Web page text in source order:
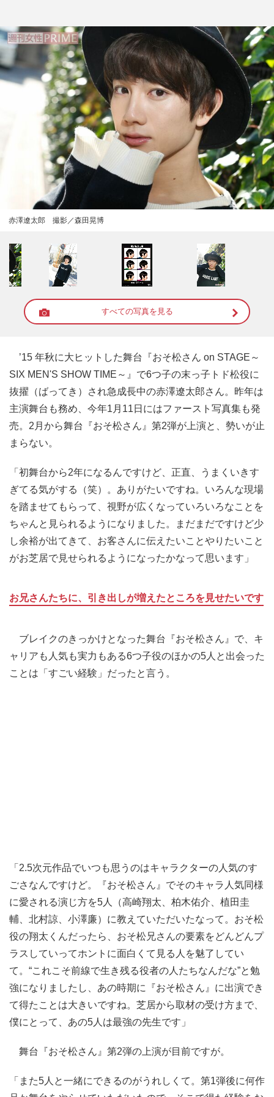
赤澤遼太郎 撮影／森田晃博
すべての写真を見る
’15 年秋に大ヒットした舞台『おそ松さん on STAGE～
SIX MEN'S SHOW TIME～』で6つ子の末っ子トド松役に
抜擢（ばってき）され急成長中の赤澤遼太郎さん。昨年は
主演舞台も務め、今年1月11日にはファースト写真集も発
売。2月から舞台『おそ松さん』第2弾が上演と、勢いが止
まらない。
「初舞台から2年になるんですけど、正直、うまくいきす
ぎてる気がする（笑）。ありがたいですね。いろんな現場
を踏ませてもらって、視野が広くなっていろいろなことを
ちゃんと見られるようになりました。まだまだですけど少
し余裕が出てきて、お客さんに伝えたいことやりたいこと
がお芝居で見せられるようになったかなって思います」
お兄さんたちに、引き出しが増えたところを見せたいです
ブレイクのきっかけとなった舞台『おそ松さん』で、キ
ャリアも人気も実力もある6つ子役のほかの5人と出会った
ことは「すごい経験」だったと言う。
「2.5次元作品でいつも思うのはキャラクターの人気のす
ごさなんですけど。『おそ松さん』でそのキャラ人気同様
に愛される演じ方を5人（高崎翔太、柏木佑介、植田圭
輔、北村諒、小澤廉）に教えていただいたなって。おそ松
役の翔太くんだったら、おそ松兄さんの要素をどんどんプ
ラスしていってホントに面白くて見る人を魅了してい
て。“これこそ前線で生き残る役者の人たちなんだな”と勉
強になりましたし、あの時期に『おそ松さん』に出演でき
て得たことは大きいですね。芝居から取材の受け方まで、
僕にとって、あの5人は最強の先生です」
舞台『おそ松さん』第2弾の上演が目前ですが。
「また5人と一緒にできるのがうれしくて。第1弾後に何作